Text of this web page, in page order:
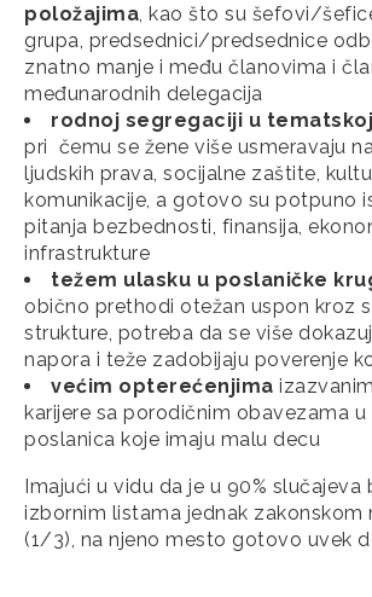
položajima , kao što su šefovi/
grupa, predsednici/predsednice
znatno manje i među članovima i
međunarodnih delegacija
rodnoj segregaciji u
pri čemu se žene više usmeravaju
ljudskih prava, socijalne zaštite,
komunikacije, a gotovo su potpuno
pitanja bezbednosti, finansija,
infrastrukture
težem ulasku u poslaničke
obično prethodi otežan uspon kroz
strukture, potreba da se više
napora i teže zadobijaju poverenje
većim opterećenjima
karijere sa porodičnim obavezama u
poslanica koje imaju malu decu
Imajući u vidu da je u 90% slučajeva
izbornim listama jednak zakonskom
(1/3), na njeno mesto gotovo uvek